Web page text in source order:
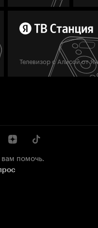
Телевизор с Алисой от
помочь.